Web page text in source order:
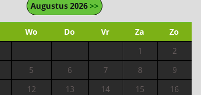
Augustus 2026>>
Wo Do Vr Za
Zo
1
2
5 6 7 8
9
12 13 14 15
16